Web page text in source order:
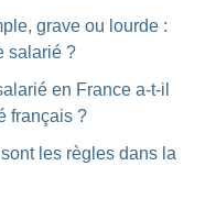
grave ou lourde :
salarié ?
en France a-t-il
français ?
les règles dans la